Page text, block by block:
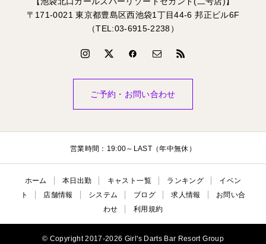
〒171-0021 東京都豊島区西池袋1丁目44-6 邦正ビル6F
（TEL:03-6915-2238）
ご予約・お問い合わせ
営業時間：19:00～LAST（年中無休）
ホーム 本日出勤 キャスト一覧 ランキング
イベン
ト
店舗情報 システム ブログ 求人情報
お問い合
わせ
利用規約
© Copyright 2017-2026 Girl's Darts Bar Resort Group